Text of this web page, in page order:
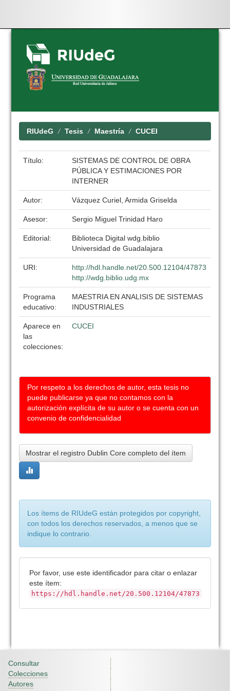
Skip
navigation
RIUdeG Tesis Maestría CUCEI
Título:
SISTEMAS DE CONTROL DE OBRA
PÚBLICA Y ESTIMACIONES POR
INTERNER
Autor: Vázquez Curiel, Armida Griselda
Asesor: Sergio Miguel Trinidad Haro
Editorial:
Biblioteca Digital wdg.biblio
Universidad de Guadalajara
URI:
http://hdl.handle.net/20.500.12104/47873
http://wdg.biblio.udg.mx
Programa
educativo:
MAESTRIA EN ANALISIS DE SISTEMAS
INDUSTRIALES
Aparece en
las
colecciones:
CUCEI
Por respeto a los derechos de autor, esta tesis no
puede publicarse ya que no contamos con la
autorización explícita de su autor o se cuenta con un
convenio de confidencialidad
Mostrar el registro Dublin Core completo del ítem
Los ítems de RIUdeG están protegidos por copyright,
con todos los derechos reservados, a menos que se
indique lo contrario.
Por favor, use este identificador para citar o enlazar
este ítem:
https://hdl.handle.net/20.500.12104/47873
Consultar
Colecciones
Autores